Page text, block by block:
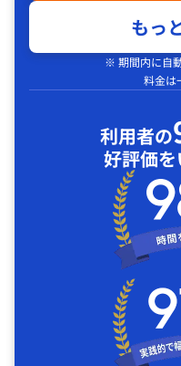
もっ
※ 期間内に自
料金は
利用者の
好評価